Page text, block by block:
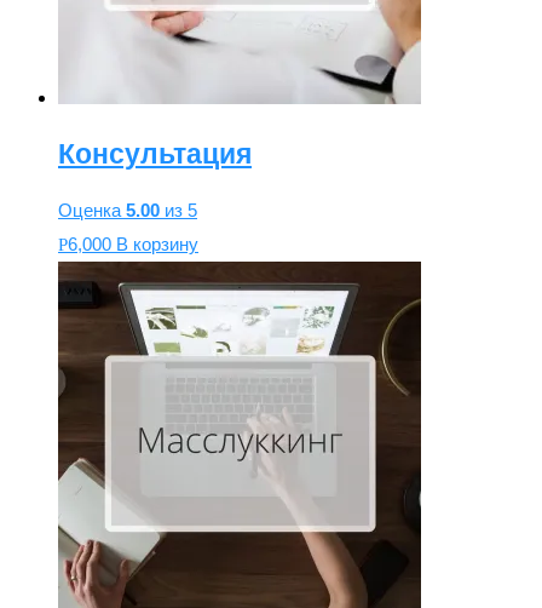
Консультация
Оценка 5.00 из 5
Р6,000 В корзину